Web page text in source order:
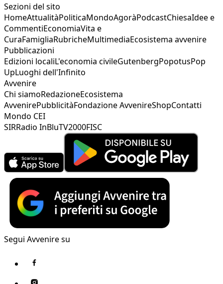
Sezioni del sito
HomeAttualitàPoliticaMondoAgoràPodcastChiesaIdee e
CommentiEconomiaVita e
CuraFamigliaRubricheMultimediaEcosistema avvenire
Pubblicazioni
Edizioni localiL'economia civileGutenbergPopotusPop
UpLuoghi dell'Infinito
Avvenire
Chi siamoRedazioneEcosistema
AvvenirePubblicitàFondazione AvvenireShopContatti
Mondo CEI
SIRRadio InBluTV2000FISC
Segui Avvenire su